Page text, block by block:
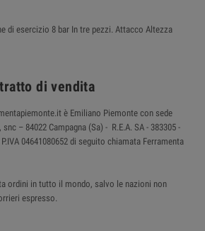
di esercizio 8 bar In tre pezzi. Attacco Altezza
di vendita
è Emiliano Piemonte con sede
– 84022 Campagna (Sa) - R.E.A. SA - 383305 -
P.IVA 04641080652 di seguito chiamata Ferramenta
ordini in tutto il mondo, salvo le nazioni non
espresso.